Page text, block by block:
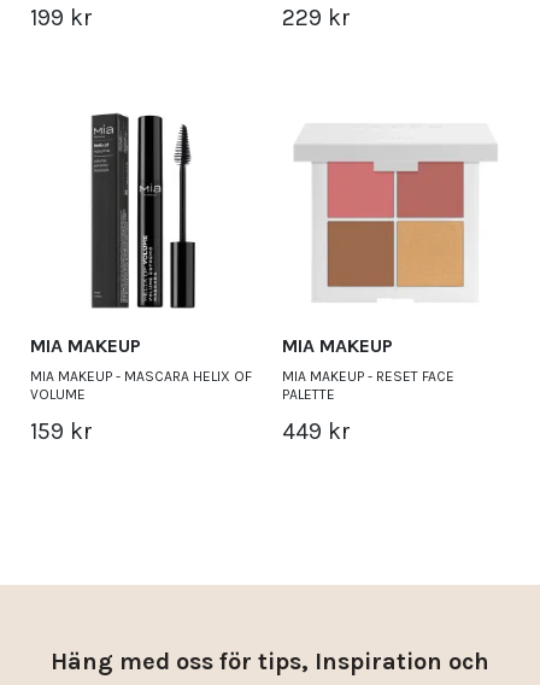
199 kr 229 kr
MIA MAKEUP
MIA MAKEUP - MASCARA HELIX OF
VOLUME
159 kr
MIA MAKEUP
MIA MAKEUP - RESET FACE
PALETTE
449 kr
Häng med oss för tips, Inspiration och